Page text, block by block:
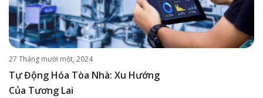
27 Tháng mười một, 2024
Tự Động Hóa Tòa Nhà: Xu Hướng
Của Tương Lai